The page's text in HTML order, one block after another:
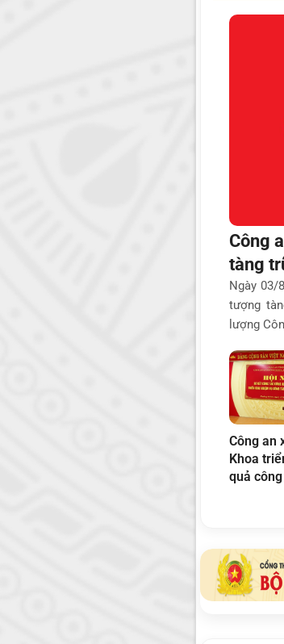
Công
tàng
Ngày 03/
tượng
lượng
Công an
Khoa
quả